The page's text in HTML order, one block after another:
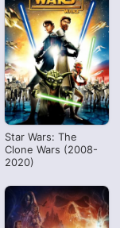
Star Wars: The
Clone Wars (2008-
2020)